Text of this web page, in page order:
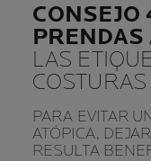
CONSEJO
PRENDAS
LAS
PARA EVITAR
ATÓPICA,
RESULTA